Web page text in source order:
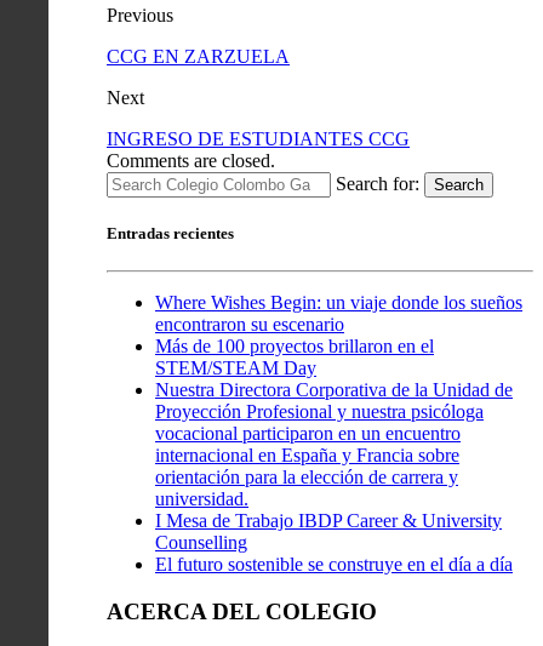
Previous
CCG EN ZARZUELA
Next
INGRESO DE ESTUDIANTES CCG
Comments are closed.
Search for:
Search
Entradas recientes
Where Wishes Begin: un viaje donde los sueños
encontraron su escenario
Más de 100 proyectos brillaron en el
STEM/STEAM Day
Nuestra Directora Corporativa de la Unidad de
Proyección Profesional y nuestra psicóloga
vocacional participaron en un encuentro
internacional en España y Francia sobre
orientación para la elección de carrera y
universidad.
I Mesa de Trabajo IBDP Career & University
Counselling
El futuro sostenible se construye en el día a día
ACERCA DEL COLEGIO